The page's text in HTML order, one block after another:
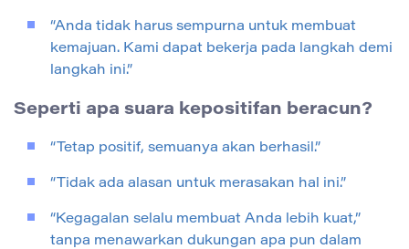
“Anda tidak harus sempurna untuk membuat
kemajuan. Kami dapat bekerja pada langkah demi
langkah ini.”
Seperti apa suara kepositifan beracun?
“Tetap positif, semuanya akan berhasil.”
“Tidak ada alasan untuk merasakan hal ini.”
“Kegagalan selalu membuat Anda lebih kuat,”
tanpa menawarkan dukungan apa pun dalam